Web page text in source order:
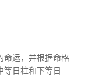
命运，并根据命格
等日柱和下等日